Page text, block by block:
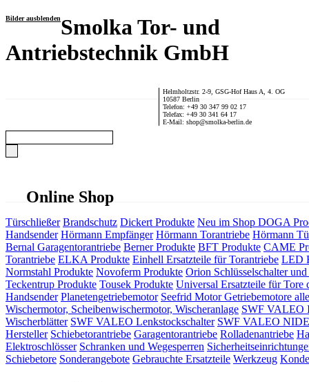
Bilder ausblendenSmolka Tor- und
Antriebstechnik GmbH
Helmholtzstr. 2-9, GSG-Hof Haus A, 4. OG
10587 Berlin
Telefon: +49 30 347 99 02 17
Telefax: +49 30 341 64 17
E-Mail: shop@smolka-berlin.de
Online Shop
Türschließer Brandschutz Dickert Produkte Neu im Shop DOGA
Handsender Hörmann Empfänger Hörmann Torantriebe Hörmann
Bernal Garagentorantriebe Berner Produkte BFT Produkte CAME
Torantriebe ELKA Produkte Einhell Ersatzteile für Torantriebe LED
Normstahl Produkte Novoferm Produkte Orion Schlüsselschalter und
Teckentrup Produkte Tousek Produkte Universal Ersatzteile für Tore
Handsender Planetengetriebemotor Seefrid Motor Getriebemotore
Wischermotor, Scheibenwischermotor, Wischeranlage SWF VALEO
Wischerblätter SWF VALEO Lenkstockschalter SWF VALEO
Hersteller Schiebetorantriebe Garagentorantriebe Rolladenantriebe
Elektroschlösser Schranken und Wegesperren
Schiebetore Sonderangebote Gebrauchte Ersatzteile Werkzeug